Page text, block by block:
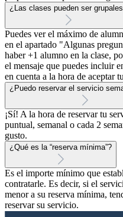
¿Las clases pueden ser
Puedes ver el máximo de
en el apartado "Algunas
haber +1 alumno en la clase,
el mensaje que puedes incluir
en cuenta a la hora de aceptar
¿Puedo reservar el servicio
¡Sí! A la hora de reservar tu
puntual, semanal o cada 2
gusto.
¿Qué es la “reserva mínima”?
Es el importe mínimo que
contratarle. Es decir, si el
menor a su reserva mínima,
reservar su servicio.